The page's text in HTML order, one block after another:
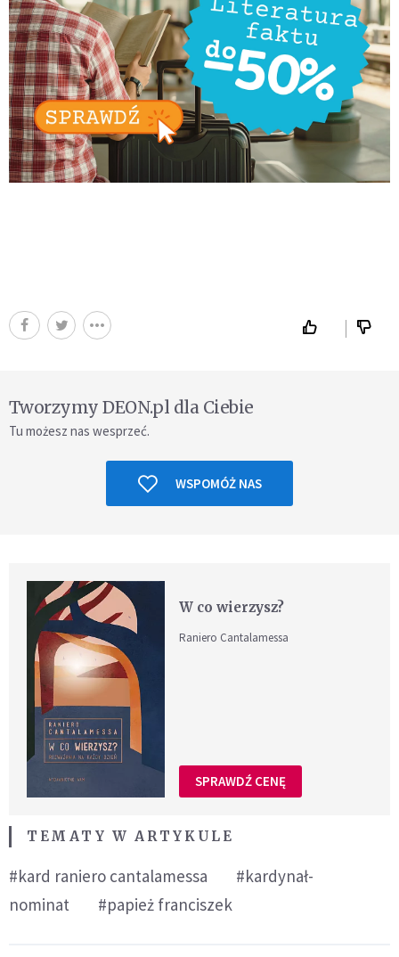
Tworzymy DEON.pl dla Ciebie
Tu możesz nas wesprzeć.
WSPOMÓŻ NAS
W co wierzysz?
Raniero Cantalamessa
SPRAWDŹ CENĘ
TEMATY W ARTYKULE
#kard raniero cantalamessa
#kardynał-
nominat
#papież franciszek